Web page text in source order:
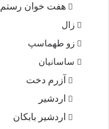
هفت خوان رستم‏
زال
زو طهماسپ‏
ساسانیان
آزرم دخت
اردشیر
اردشیر بابکان